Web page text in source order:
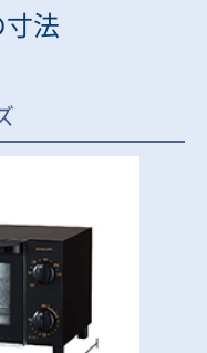
寸法